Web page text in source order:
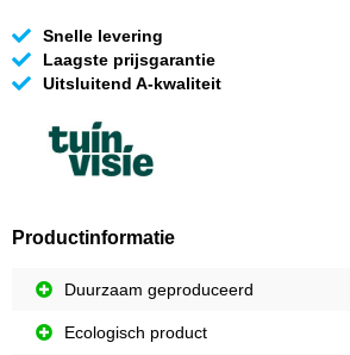
Snelle levering
Laagste prijsgarantie
Uitsluitend A-kwaliteit
Productinformatie
Duurzaam geproduceerd
Ecologisch product